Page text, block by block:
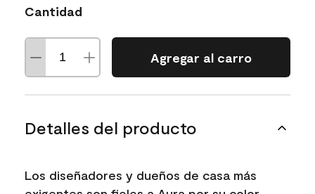
Cantidad
Agregar al carro
Detalles del producto
Los diseñadores y dueños de casa más